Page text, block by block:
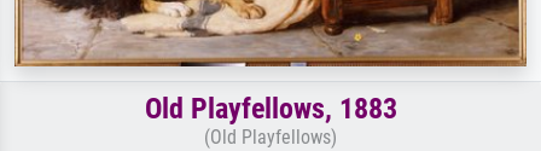
Old Playfellows, 1883
(Old Playfellows)